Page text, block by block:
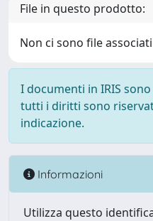
File in questo prodotto:
Non ci sono file
I documenti in IRIS
tutti i diritti sono
indicazione.
Informazioni
Utilizza questo